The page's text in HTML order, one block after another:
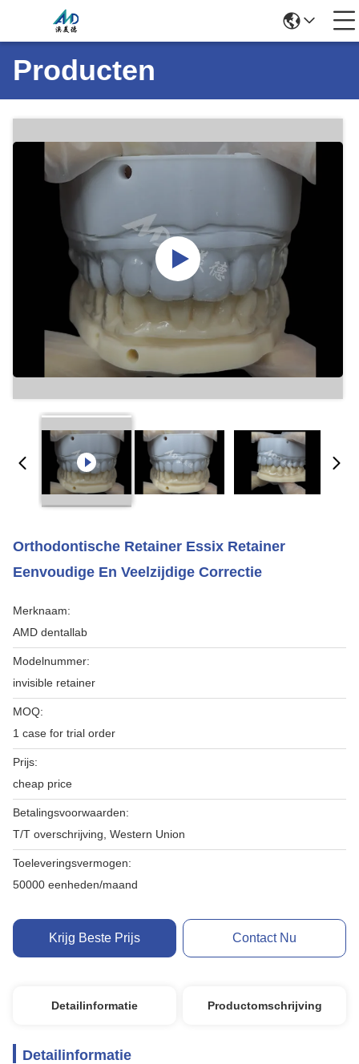
Producten
Orthodontische Retainer Essix Retainer
Eenvoudige En Veelzijdige Correctie
Merknaam:
AMD dentallab
Modelnummer:
invisible retainer
MOQ:
1 case for trial order
Prijs:
cheap price
Betalingsvoorwaarden:
T/T overschrijving, Western Union
Toeleveringsvermogen:
50000 eenheden/maand
Krijg Beste Prijs Contact Nu
Detailinformatie Productomschrijving
Detailinformatie